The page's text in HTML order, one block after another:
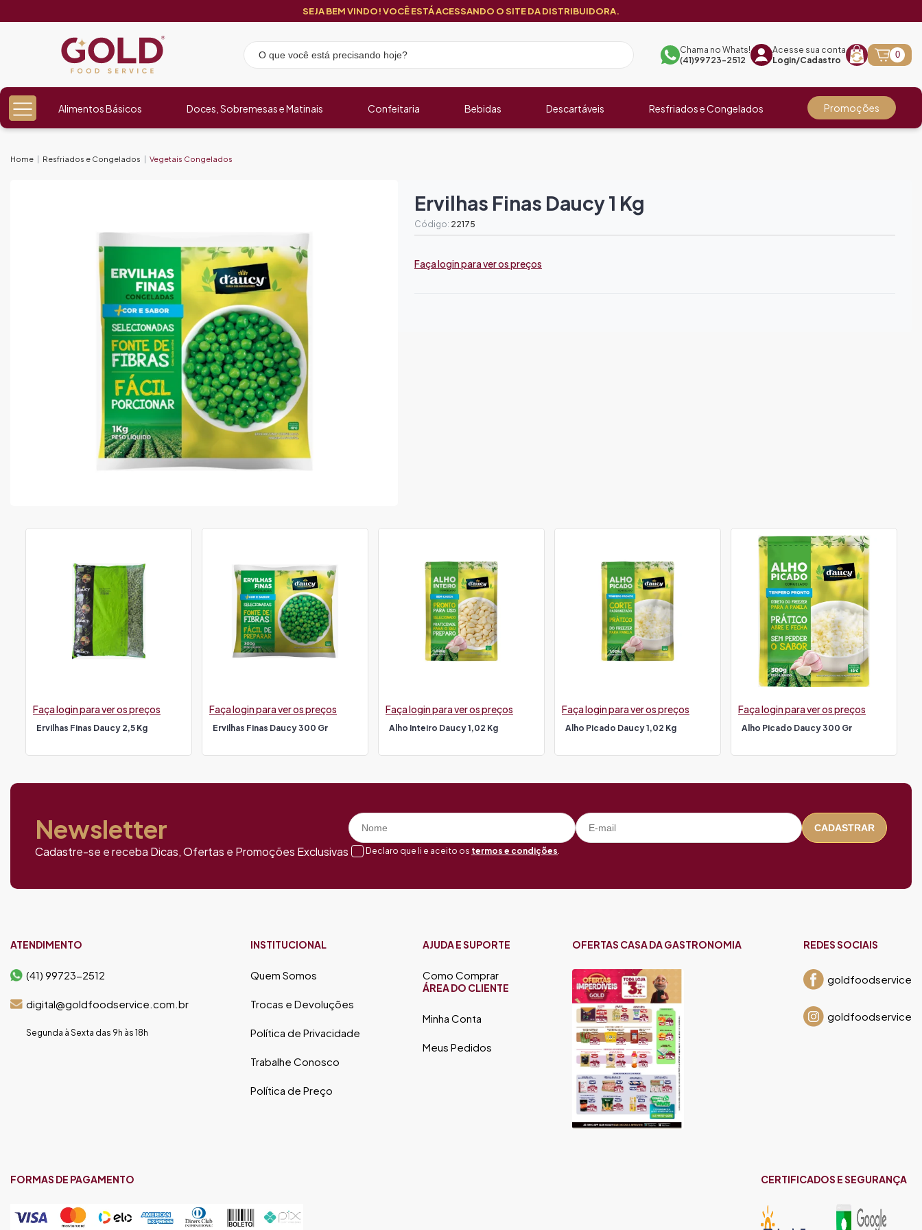
SEJA BEM VINDO! VOCÊ ESTÁ ACESSANDO O SITE DA DISTRIBUIDORA.
Chama no Whats!
(41)99723-2512
Acesse sua conta
Login/Cadastro
0
Alimentos Básicos Doces, Sobremesas e Matinais Confeitaria Bebidas Descartáveis Resfriados e Congelados Promoções
Home Resfriados e Congelados Vegetais Congelados
Ervilhas Finas Daucy 1 Kg
Código: 22175
Faça login para ver os preços
Ervilhas Finas Daucy 2,5 Kg
Faça login para ver os preços
Ervilhas Finas Daucy 300 Gr
Faça login para ver os preços
Alho Inteiro Daucy 1,02 Kg
Faça login para ver os preços
Alho Picado Daucy 1,02 Kg
Faça login para ver os preços
Alho Picado Daucy 300 Gr
Faça login para ver os preços
Newsletter
Cadastre-se e receba Dicas, Ofertas e Promoções Exclusivas
CADASTRAR
Declaro que li e aceito os termos e condições.
ATENDIMENTO
(41) 99723-2512
digital@goldfoodservice.com.br
Segunda à Sexta das 9h às 18h
INSTITUCIONAL
Quem Somos
Trocas e Devoluções
Política de Privacidade
Trabalhe Conosco
Política de Preço
AJUDA E SUPORTE
Como Comprar
ÁREA DO CLIENTE
Minha Conta
Meus Pedidos
OFERTAS CASA DA GASTRONOMIA REDES SOCIAIS
goldfoodservice
goldfoodservice
FORMAS DE PAGAMENTO CERTIFICADOS E SEGURANÇA